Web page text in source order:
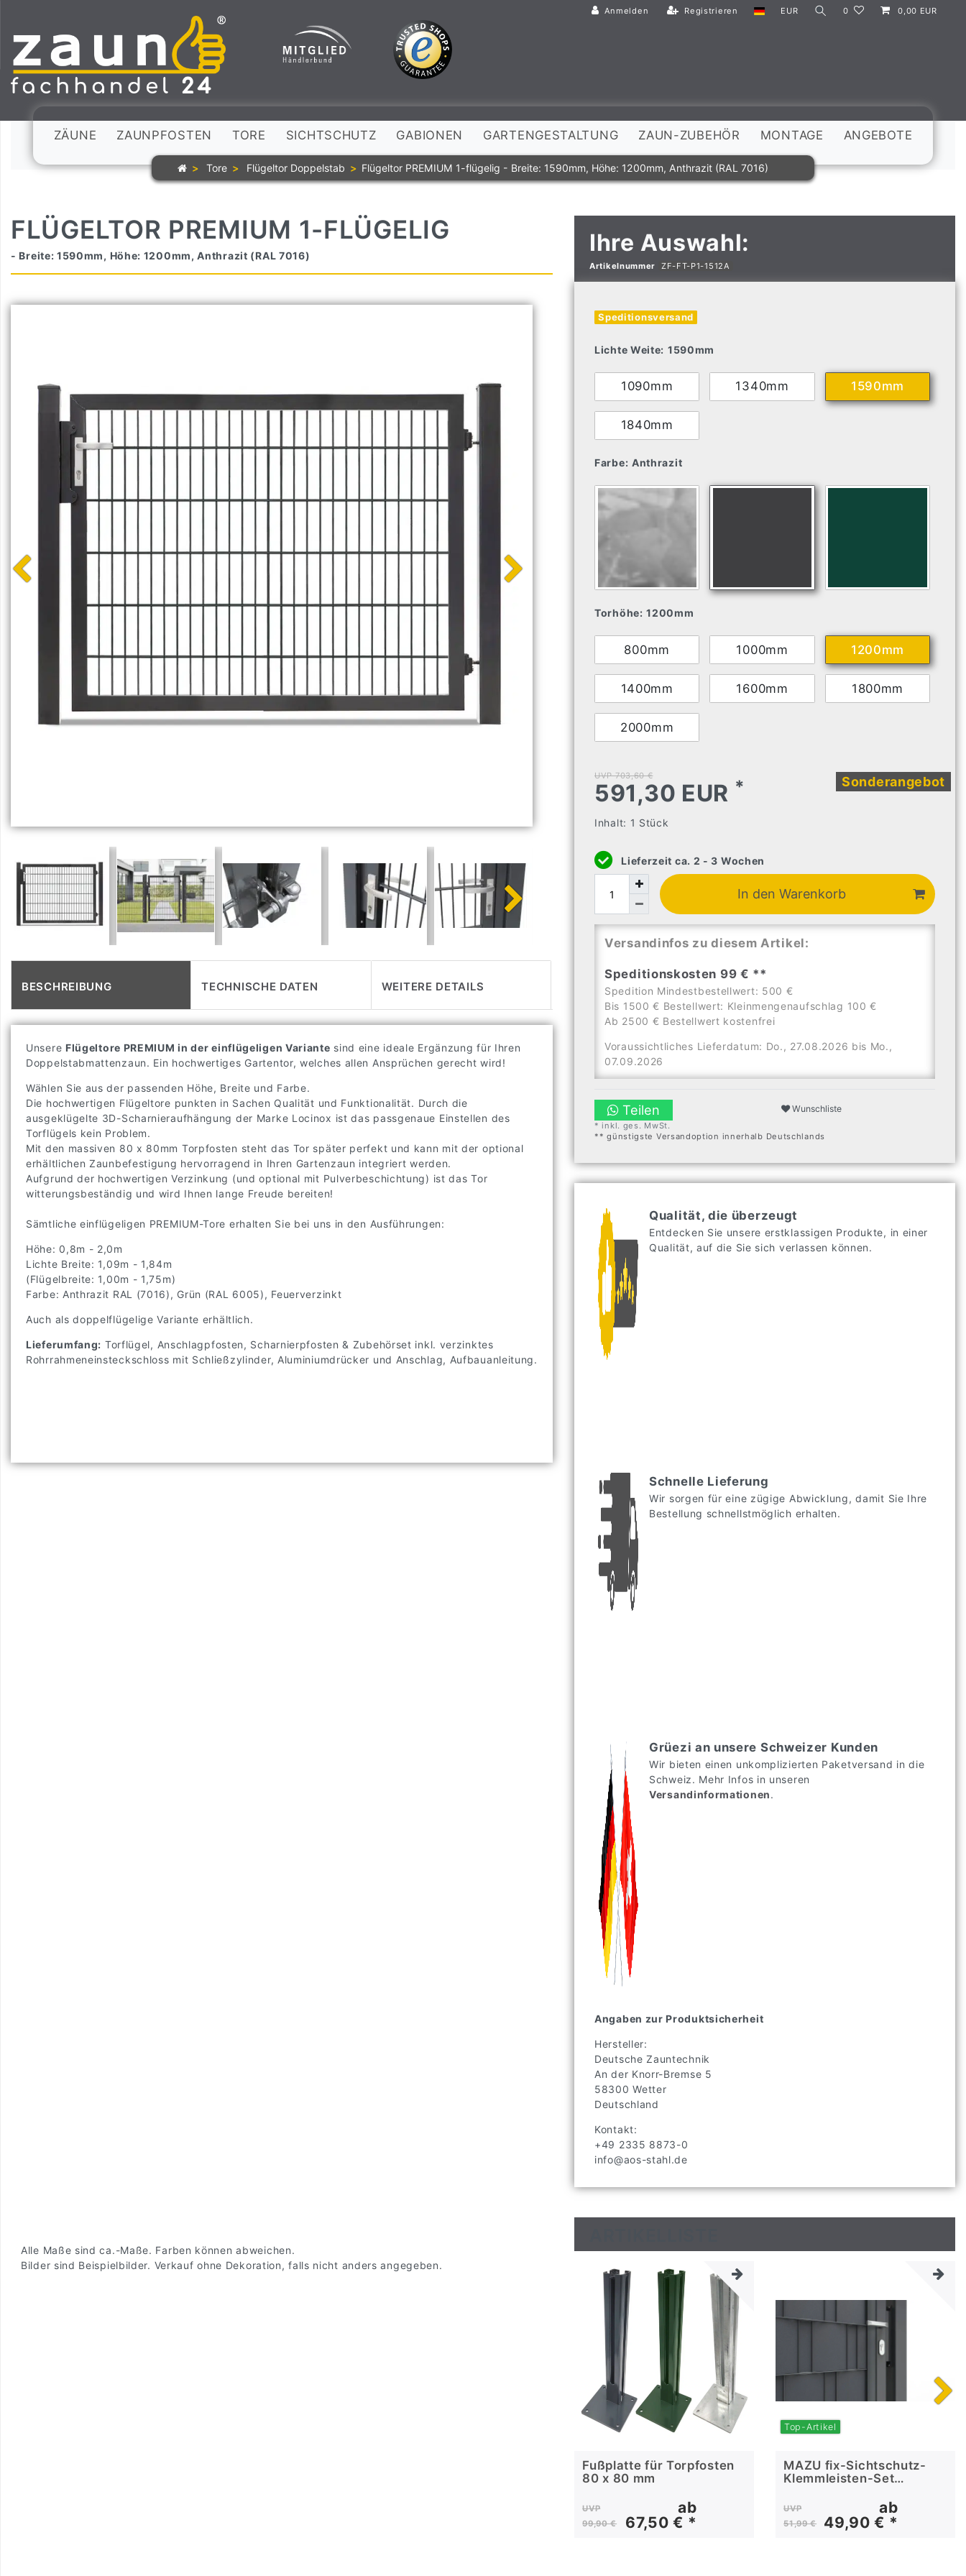
Anmelden Registrieren EUR 0 0,00 EUR
ZÄUNE ZAUNPFOSTEN TORE SICHTSCHUTZ GABIONEN GARTENGESTALTUNG ZAUN-ZUBEHÖR MONTAGE ANGEBOTE
Tore Flügeltor Doppelstab Flügeltor PREMIUM 1-flügelig - Breite: 1590mm, Höhe: 1200mm, Anthrazit (RAL 7016)
FLÜGELTOR PREMIUM 1-FLÜGELIG
- Breite: 1590mm, Höhe: 1200mm, Anthrazit (RAL 7016)
BESCHREIBUNG TECHNISCHE DATEN WEITERE DETAILS
Unsere Flügeltore PREMIUM in der einflügeligen Variante sind eine ideale Ergänzung für Ihren
Doppelstabmattenzaun. Ein hochwertiges Gartentor, welches allen Ansprüchen gerecht wird!
Wählen Sie aus der passenden Höhe, Breite und Farbe.
Die hochwertigen Flügeltore punkten in Sachen Qualität und Funktionalität. Durch die
ausgeklügelte 3D-Scharnieraufhängung der Marke Locinox ist das passgenaue Einstellen des
Torflügels kein Problem.
Mit den massiven 80 x 80mm Torpfosten steht das Tor später perfekt und kann mit der optional
erhältlichen Zaunbefestigung hervorragend in Ihren Gartenzaun integriert werden.
Aufgrund der hochwertigen Verzinkung (und optional mit Pulverbeschichtung) ist das Tor
witterungsbeständig und wird Ihnen lange Freude bereiten!
Sämtliche einflügeligen PREMIUM-Tore erhalten Sie bei uns in den Ausführungen:
Höhe: 0,8m - 2,0m
Lichte Breite: 1,09m - 1,84m
(Flügelbreite: 1,00m - 1,75m)
Farbe: Anthrazit RAL (7016), Grün (RAL 6005), Feuerverzinkt
Auch als doppelflügelige Variante erhältlich.
Lieferumfang: Torflügel, Anschlagpfosten, Scharnierpfosten & Zubehörset inkl. verzinktes
Rohrrahmeneinsteckschloss mit Schließzylinder, Aluminiumdrücker und Anschlag, Aufbauanleitung.
Ihre Auswahl:
Artikelnummer ZF-FT-P1-1512A
Speditionsversand
Lichte Weite: 1590mm
1090mm 1340mm 1590mm
1840mm
Farbe: Anthrazit
Torhöhe: 1200mm
800mm 1000mm 1200mm
1400mm 1600mm 1800mm
2000mm
UVP 703,60 €
591,30 EUR *
Inhalt: 1 Stück
Sonderangebot
Lieferzeit ca. 2 - 3 Wochen
In den Warenkorb
Versandinfos zu diesem Artikel:
Speditionskosten 99 € **
Spedition Mindestbestellwert: 500 €
Bis 1500 € Bestellwert: Kleinmengenaufschlag 100 €
Ab 2500 € Bestellwert kostenfrei
Voraussichtliches Lieferdatum: Do., 27.08.2026 bis Mo.,
07.09.2026
Teilen Wunschliste
* inkl. ges. MwSt.
** günstigste Versandoption innerhalb Deutschlands
Qualität, die überzeugt
Entdecken Sie unsere erstklassigen Produkte, in einer
Qualität, auf die Sie sich verlassen können.
Schnelle Lieferung
Wir sorgen für eine zügige Abwicklung, damit Sie Ihre
Bestellung schnellstmöglich erhalten.
Grüezi an unsere Schweizer Kunden
Wir bieten einen unkomplizierten Paketversand in die
Schweiz. Mehr Infos in unseren
Versandinformationen.
Angaben zur Produktsicherheit
Hersteller:
Deutsche Zauntechnik
An der Knorr-Bremse 5
58300 Wetter
Deutschland
Kontakt:
+49 2335 8873-0
info@aos-stahl.de
Alle Maße sind ca.-Maße. Farben können abweichen.
Bilder sind Beispielbilder. Verkauf ohne Dekoration, falls nicht anders angegeben.
Fußplatte für Torpfosten
80 x 80 mm
UVP
99,90 €
ab
67,50 € *
Top-Artikel
MAZU fix-Sichtschutz-
Klemmleisten-Set
UVP
51,99 €
ab
49,90 € *